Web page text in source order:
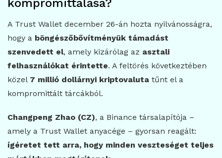
kompromittálása?
A Trust Wallet december 26-án hozta nyilvánosságra,
hogy a böngészőbővítményük támadást
szenvedett el, amely kizárólag az asztali
felhasználókat érintette. A feltörés következtében
közel 7 millió dollárnyi kriptovaluta tűnt el a
kompromittált tárcákból.
Changpeng Zhao (CZ), a Binance társalapítója –
amely a Trust Wallet anyacége – gyorsan reagált:
ígéretet tett arra, hogy minden veszteséget teljes